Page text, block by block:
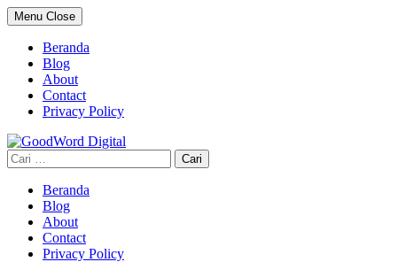
Skip
to
content
Menu Close
Beranda
Blog
About
Contact
Privacy Policy
Cari
untuk:
Beranda
Blog
About
Contact
Privacy Policy